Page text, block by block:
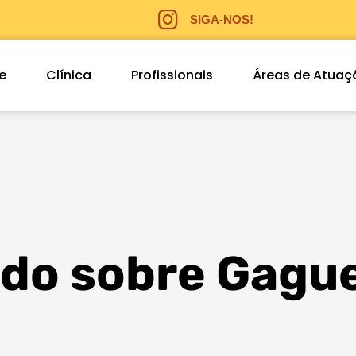
SIGA-NOS!
Clínica Profissionais Áreas de
sobre